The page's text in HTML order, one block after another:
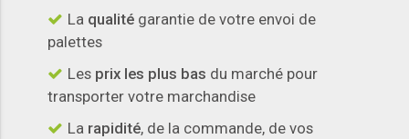
La qualitégarantie de votre envoi de
palettes
Les prix les plus bas du marché pour
transporter votre marchandise
La rapidité, de la commande, de vos